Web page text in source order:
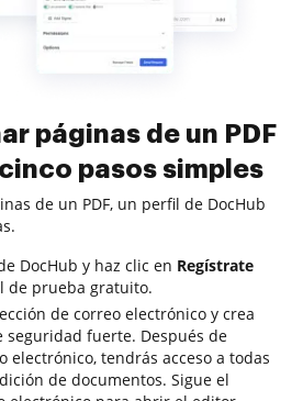
páginas de un PDF
pasos simples
de un PDF, un perfil de DocHub
DocHub y haz clic en Regístrate
de prueba gratuito.
de correo electrónico y crea
seguridad fuerte. Después de
electrónico, tendrás acceso a todas
de documentos. Sigue el